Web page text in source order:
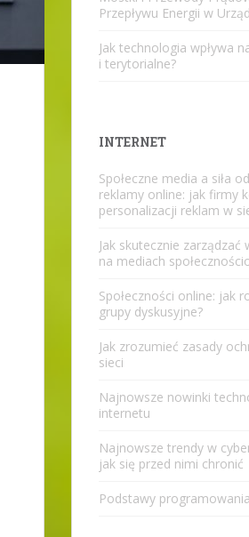
Przepływu Energii w
Jak technologia wpływa
i terytorialne?
INTERNET
Społeczne media a siła
reklamy online: jak firmy
personalizacji reklam w
Jak skutecznie
na mediach
Społeczności online: jak
grupy dyskusyjne?
Jak zrozumieć zasady
sieci
Najnowsze nowinki
internetu
Najnowsze trendy w
jak się przed nimi chronić
Podstawy